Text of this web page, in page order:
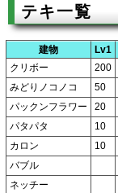
テキ一覧
建物 Lv1
クリボー
200
みどりノコノコ
50
パックンフラワー
20
パタパタ
10
カロン
10
バブル
ネッチー